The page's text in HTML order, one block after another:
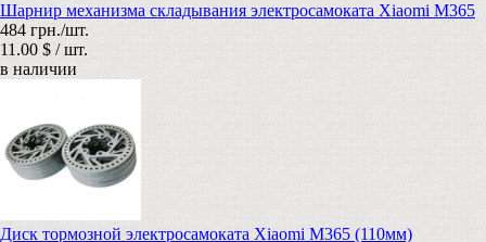
Шарнир механизма складывания электросамоката Xiaomi M365
484 грн./шт.
11.00 $ / шт.
в наличии
Диск тормозной электросамоката Xiaomi M365 (110мм)